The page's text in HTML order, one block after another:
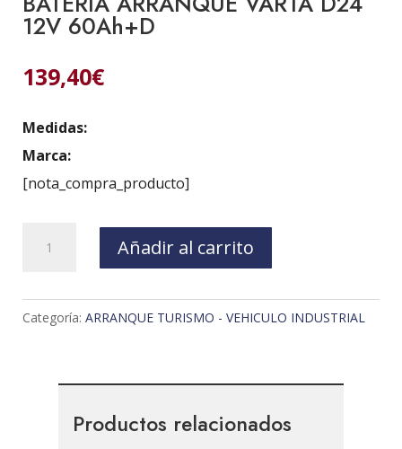
12V 60Ah+D
139,40€
Medidas:
Marca:
[nota_compra_producto]
ARRANQUE
D24
cantidad
Añadir al carrito
Categoría: ARRANQUE TURISMO - VEHICULO INDUSTRIAL
Productos relacionados